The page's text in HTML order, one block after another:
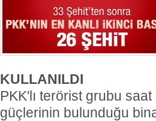
KULLANILDI
PKK'lı terörist grubu
güçlerinin bulunduğu